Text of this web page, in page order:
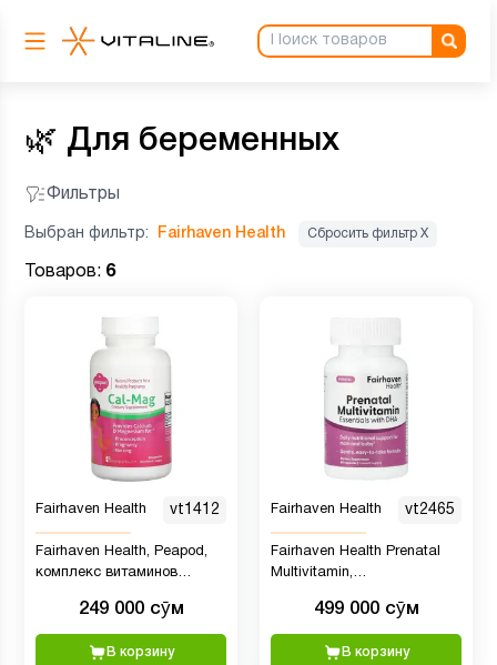
🌿 Для беременных
Фильтры
Выбран фильтр: Fairhaven Health Сбросить фильтр Х
Товаров: 6
Fairhaven Health vt1412
Fairhaven Health, Peapod,
комплекс витаминов
249 000 сӯм
В корзину
Fairhaven Health vt2465
Fairhaven Health Prenatal
Multivitamin,
комплекс для беременных
с ДГК, лимонная эссенция,
60 капсул
499 000 сӯм
В корзину